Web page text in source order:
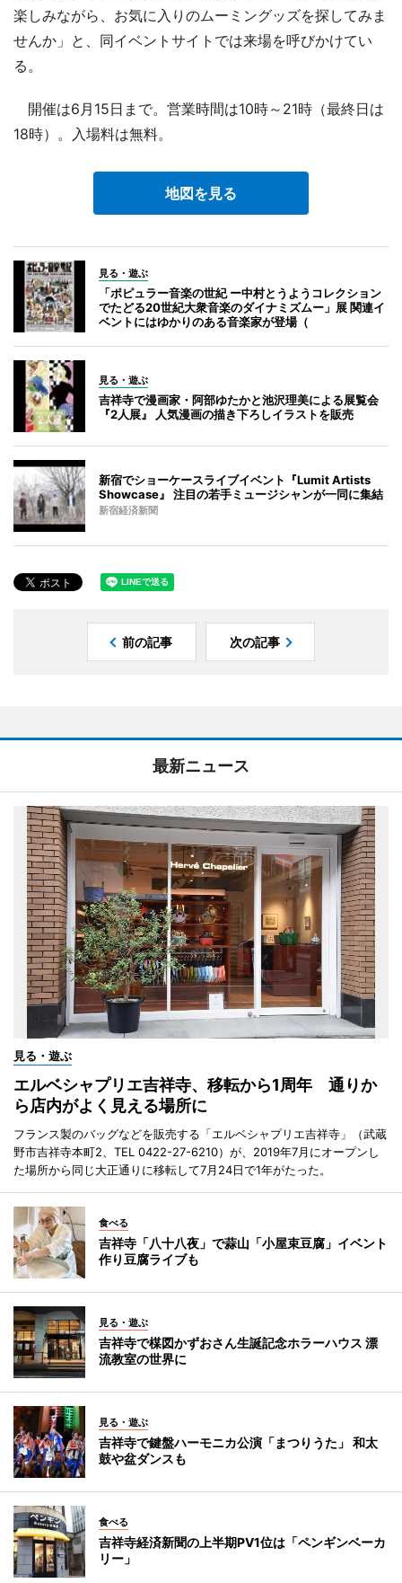
楽しみながら、お気に入りのムーミングッズを探してみま
せんか」と、同イベントサイトでは来場を呼びかけてい
る。
開催は6月15日まで。営業時間は10時～21時（最終日は
18時）。入場料は無料。
地図を見る
見る・遊ぶ
「ポピュラー音楽の世紀 ー中村とうようコレクション
でたどる20世紀大衆音楽のダイナミズムー」展 関連イ
ベントにはゆかりのある音楽家が登場（
見る・遊ぶ
吉祥寺で漫画家・阿部ゆたかと池沢理美による展覧会
『2人展』 人気漫画の描き下ろしイラストを販売
新宿でショーケースライブイベント『Lumit Artists
Showcase』 注目の若手ミュージシャンが一同に集結
新宿経済新聞
前の記事 次の記事
最新ニュース
見る・遊ぶ
エルベシャプリエ吉祥寺、移転から1周年 通りか
ら店内がよく見える場所に
フランス製のバッグなどを販売する「エルベシャプリエ吉祥寺」（武蔵
野市吉祥寺本町2、TEL 0422-27-6210）が、2019年7月にオープンし
た場所から同じ大正通りに移転して7月24日で1年がたった。
食べる
吉祥寺「八十八夜」で蒜山「小屋束豆腐」イベント
作り豆腐ライブも
見る・遊ぶ
吉祥寺で楳図かずおさん生誕記念ホラーハウス 漂
流教室の世界に
見る・遊ぶ
吉祥寺で鍵盤ハーモニカ公演「まつりうた」 和太
鼓や盆ダンスも
食べる
吉祥寺経済新聞の上半期PV1位は「ペンギンベーカ
リー」